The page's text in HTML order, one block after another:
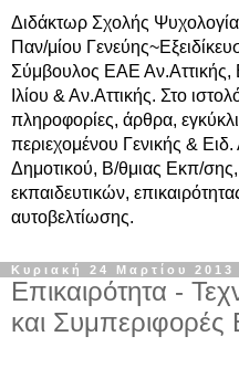
Διδάκτωρ Σχολής
Παν/μίου
Σύμβουλος ΕΑΕ
Ιλίου & Αν.Αττικής. Στο
πληροφορίες, άρθρα,
περιεχομένου Γενικής &
Δημοτικού, Β/θμιας Εκπ/
εκπαιδευτικών,
αυτοβελτίωσης.
Κυριακή 24 Μαρτίου 2013
Επικαιρότητα -
και Συμπεριφορές